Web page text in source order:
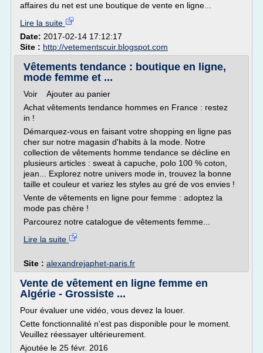
affaires du net est une boutique de vente en ligne...
Lire la suite
Date: 2017-02-14 17:12:17
Site : http://vetementscuir.blogspot.com
Vêtements tendance : boutique en ligne,
mode femme et ...
Voir Ajouter au panier
Achat vêtements tendance hommes en France : restez
in !
Démarquez-vous en faisant votre shopping en ligne pas
cher sur notre magasin d'habits à la mode. Notre
collection de vêtements homme tendance se décline en
plusieurs articles : sweat à capuche, polo 100 % coton,
jean... Explorez notre univers mode in, trouvez la bonne
taille et couleur et variez les styles au gré de vos envies !
Vente de vêtements en ligne pour femme : adoptez la
mode pas chère !
Parcourez notre catalogue de vêtements femme...
Lire la suite
Site : alexandrejaphet-paris.fr
Vente de vêtement en ligne femme en
Algérie - Grossiste ...
Pour évaluer une vidéo, vous devez la louer.
Cette fonctionnalité n'est pas disponible pour le moment.
Veuillez réessayer ultérieurement.
Ajoutée le 25 févr. 2016